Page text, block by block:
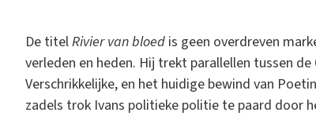
De titelRivier van bloed is geen overdreven
verleden en heden. Hij trekt parallellen tussen
Verschrikkelijke, en het huidige bewind van
zadels trok Ivans politieke politie te paard door